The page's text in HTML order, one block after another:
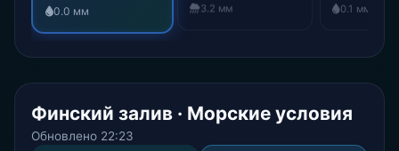
0.0 мм 3.2 мм 0.1 мм
Финский залив · Морские условия
Обновлено 22:23